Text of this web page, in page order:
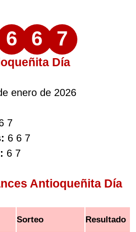
6 6 7
Día
enero de 2026
7
6 6 7
6 7
Antioqueñita Día
Sorteo Resultado